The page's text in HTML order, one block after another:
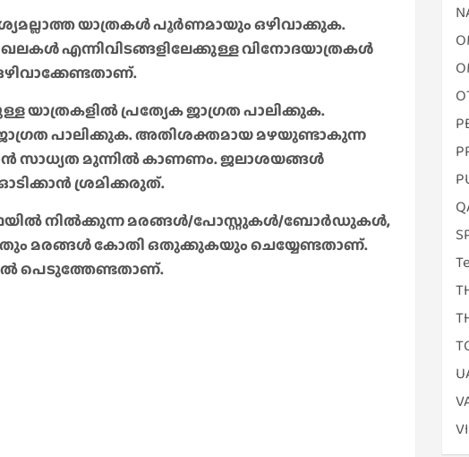
യാത്രകൾ പൂർണമായും ഒഴിവാക്കുക.
എന്നിവിടങ്ങളിലേക്കുള്ള വിനോദയാത്രകൾ
പ്രത്യേക ജാഗ്രത പാലിക്കുക.
പാലിക്കുക. അതിശക്തമായ മഴയുണ്ടാകുന്ന
സാധ്യത മുന്നിൽ കാണണം. ജലാശയങ്ങൾ
ശ്രമിക്കരുത്.
നിൽക്കുന്ന മരങ്ങൾ/പോസ്റ്റുകൾ/ബോർഡുകൾ,
മരങ്ങൾ കോതി ഒതുക്കുകയും ചെയ്യേണ്ടതാണ്.
പെടുത്തേണ്ടതാണ്.